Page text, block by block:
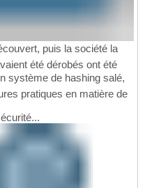
puis la société la
été dérobés ont été
système de hashing salé,
pratiques en matière de